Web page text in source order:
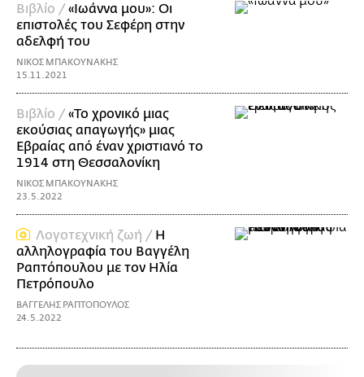
Βιβλίο /«Ιωάννα μου»: Οι
επιστολές του Σεφέρη στην
αδελφή του
ΝΙΚΟΣ ΜΠΑΚΟΥΝΑΚΗΣ
15.11.2021
Βιβλίο /«Το χρονικό μιας
εκούσιας απαγωγής» μιας
Eβραίας από έναν χριστιανό το
1914 στη Θεσσαλονίκη
ΝΙΚΟΣ ΜΠΑΚΟΥΝΑΚΗΣ
23.5.2022
Λογοτεχνική ζωή / Η
αλληλογραφία του Βαγγέλη
Ραπτόπουλου με τον Ηλία
Πετρόπουλο
ΒΑΓΓΕΛΗΣ ΡΑΠΤΟΠΟΥΛΟΣ
24.5.2022